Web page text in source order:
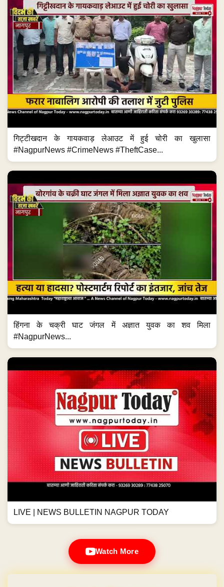
गिट्टीखदान के गायकवाड़ लेआउट में हुई चोरी का खुलासा
#NagpurNews #CrimeNews #TheftCase...
हिंगना के चक्री घाट जंगल में अज्ञात युवक का शव मिला
#NagpurNews...
LIVE | NEWS BULLETIN NAGPUR TODAY
Watch More